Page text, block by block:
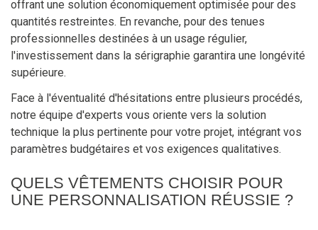
offrant une solution économiquement optimisée pour des
quantités restreintes. En revanche, pour des tenues
professionnelles destinées à un usage régulier,
l'investissement dans la sérigraphie garantira une longévité
supérieure.
Face à l'éventualité d'hésitations entre plusieurs procédés,
notre équipe d'experts vous oriente vers la solution
technique la plus pertinente pour votre projet, intégrant vos
paramètres budgétaires et vos exigences qualitatives.
QUELS VÊTEMENTS CHOISIR POUR
UNE PERSONNALISATION RÉUSSIE ?